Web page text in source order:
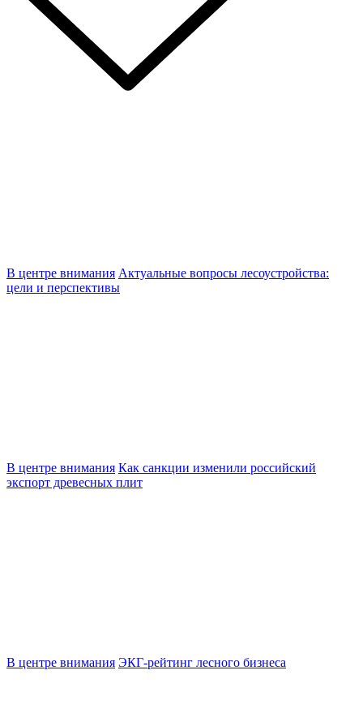
В центре внимания Актуальные вопросы лесоустройства:
цели и перспективы
В центре внимания Как санкции изменили российский
экспорт древесных плит
В центре внимания ЭКГ-рейтинг лесного бизнеса